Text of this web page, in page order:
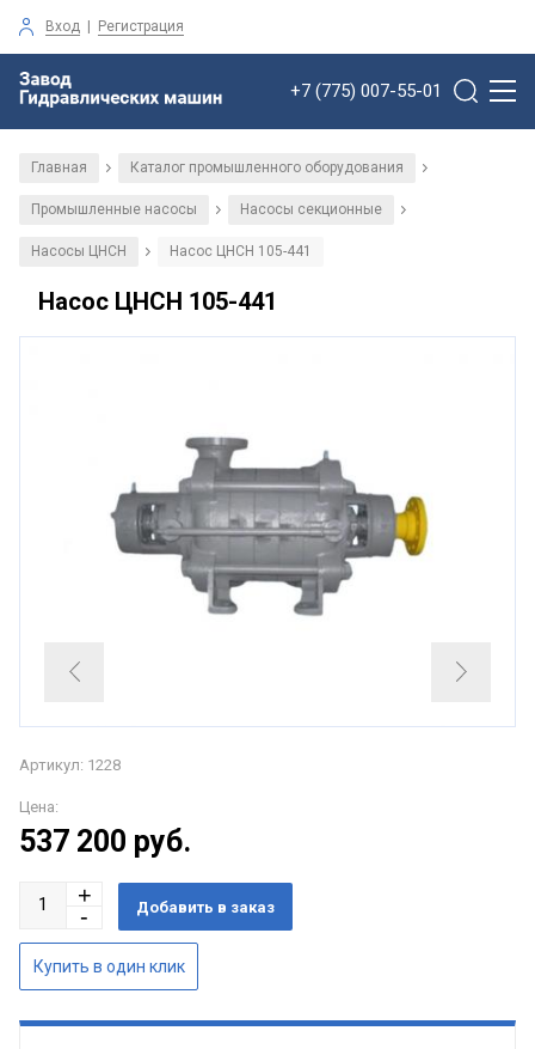
Вход | Регистрация
+7 (775) 007-55-01
Главная / Каталог промышленного оборудования /
Промышленные насосы / Насосы секционные /
Насосы ЦНСН / Насос ЦНСН 105-441
Насос ЦНСН 105-441
Артикул: 1228
Цена:
537 200 руб.